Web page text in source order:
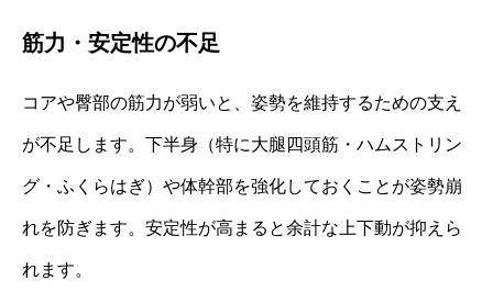
筋力・安定性の不足
コアや臀部の筋力が弱いと、姿勢を維持するための支え
が不足します。下半身（特に大腿四頭筋・ハムストリン
グ・ふくらはぎ）や体幹部を強化しておくことが姿勢崩
れを防ぎます。安定性が高まると余計な上下動が抑えら
れます。